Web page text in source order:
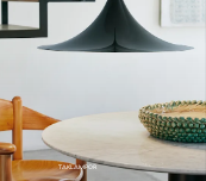
TAKLAMPOR